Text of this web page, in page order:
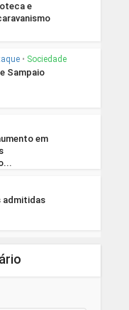
e
• Sociedade
Sampaio
em
admitidas